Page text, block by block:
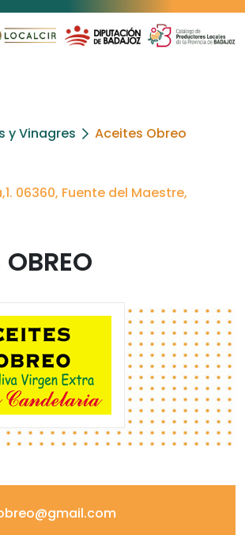
y Vinagres Aceites Obreo
06360, Fuente del Maestre,